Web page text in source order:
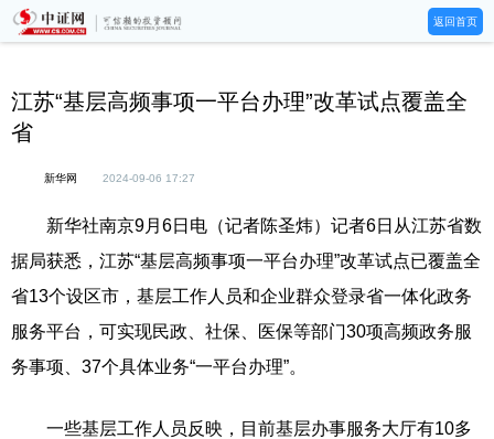
返回首页
江苏“基层高频事项一平台办理”改革试点覆盖全
省
新华网 2024-09-06 17:27
新华社南京9月6日电（记者陈圣炜）记者6日从江苏省数
据局获悉，江苏“基层高频事项一平台办理”改革试点已覆盖全
省13个设区市，基层工作人员和企业群众登录省一体化政务
服务平台，可实现民政、社保、医保等部门30项高频政务服
务事项、37个具体业务“一平台办理”。
一些基层工作人员反映，目前基层办事服务大厅有10多